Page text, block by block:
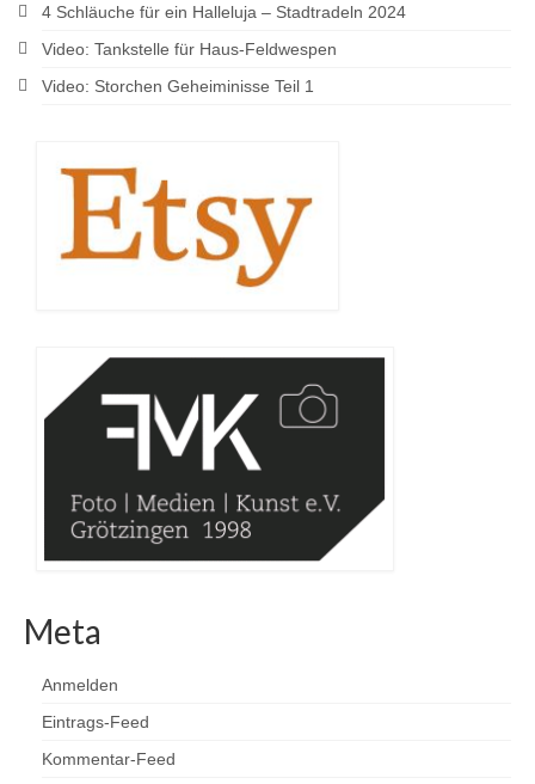
4 Schläuche für ein Halleluja – Stadtradeln 2024
Video: Tankstelle für Haus-Feldwespen
Video: Storchen Geheiminisse Teil 1
Meta
Anmelden
Eintrags-Feed
Kommentar-Feed